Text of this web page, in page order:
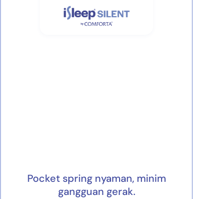
Pocket spring nyaman, minim
gangguan gerak.